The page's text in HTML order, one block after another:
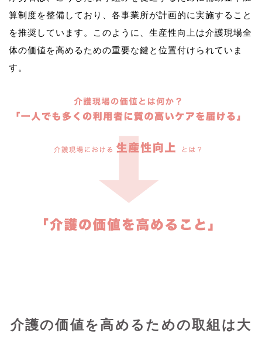
算制度を整備しており、各事業所が計画的に実施すること
を推奨しています。このように、生産性向上は介護現場全
体の価値を高めるための重要な鍵と位置付けられていま
介護の価値を高めるための取組は大